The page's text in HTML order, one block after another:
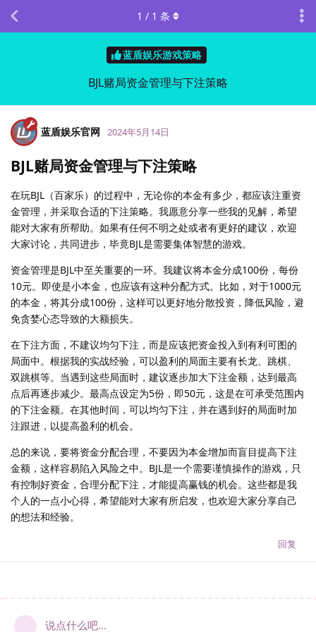
蓝盾娱乐游戏策略
BJL赌局资金管理与下注策略
1 / 1 条
蓝盾娱乐官网 2024年5月14日
BJL赌局资金管理与下注策略
在玩BJL（百家乐）的过程中，无论你的本金有多少，都应该注重资
金管理，并采取合适的下注策略。我愿意分享一些我的见解，希望
能对大家有所帮助。如果有任何不明之处或者有更好的建议，欢迎
大家讨论，共同进步，毕竟BJL是需要集体智慧的游戏。
资金管理是BJL中至关重要的一环。我建议将本金分成100份，每份
10元。即使是小本金，也应该有这种分配方式。比如，对于1000元
的本金，将其分成100份，这样可以更好地分散投资，降低风险，避
免贪婪心态导致的大额损失。
在下注方面，不建议均匀下注，而是应该把资金投入到有利可图的
局面中。根据我的实战经验，可以盈利的局面主要有长龙、跳棋、
双跳棋等。当遇到这些局面时，建议逐步加大下注金额，达到最高
点后再逐步减少。最高点设定为5份，即50元，这是在可承受范围内
的下注金额。在其他时间，可以均匀下注，并在遇到好的局面时加
注跟进，以提高盈利的机会。
总的来说，要将资金分配合理，不要因为本金增加而盲目提高下注
金额，这样容易陷入风险之中。BJL是一个需要谨慎操作的游戏，只
有控制好资金，合理分配下注，才能提高赢钱的机会。这些都是我
个人的一点小心得，希望能对大家有所启发，也欢迎大家分享自己
的想法和经验。
回复
说点什么吧...